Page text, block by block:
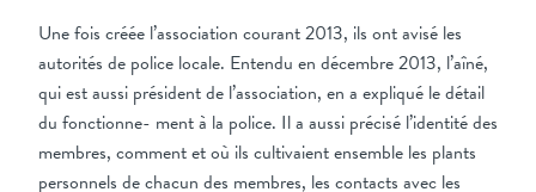
Une fois créée l’association courant 2013, ils ont avisé les
autorités de police locale. Entendu en décembre 2013, l’aîné,
qui est aussi président de l’association, en a expliqué le détail
du fonctionne- ment à la police. Il a aussi précisé l’identité des
membres, comment et où ils cultivaient ensemble les plants
personnels de chacun des membres, les contacts avec les